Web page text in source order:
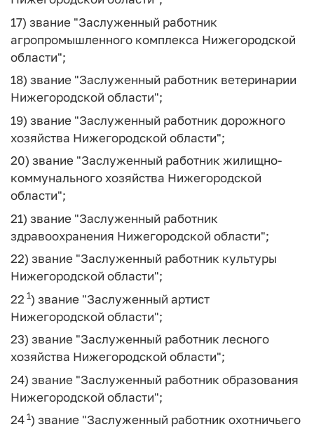
17) звание "Заслуженный работник
агропромышленного комплекса Нижегородской
области";
18) звание "Заслуженный работник ветеринарии
Нижегородской области";
19) звание "Заслуженный работник дорожного
хозяйства Нижегородской области";
20) звание "Заслуженный работник жилищно-
коммунального хозяйства Нижегородской
области";
21) звание "Заслуженный работник
здравоохранения Нижегородской области";
22) звание "Заслуженный работник культуры
Нижегородской области";
22 1) звание "Заслуженный артист
Нижегородской области";
23) звание "Заслуженный работник лесного
хозяйства Нижегородской области";
24) звание "Заслуженный работник образования
Нижегородской области";
24 1) звание "Заслуженный работник охотничьего